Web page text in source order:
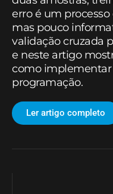
erro é um
mas pouco
validação cruzada
e neste artigo
como
programação.
Ler artigo completo